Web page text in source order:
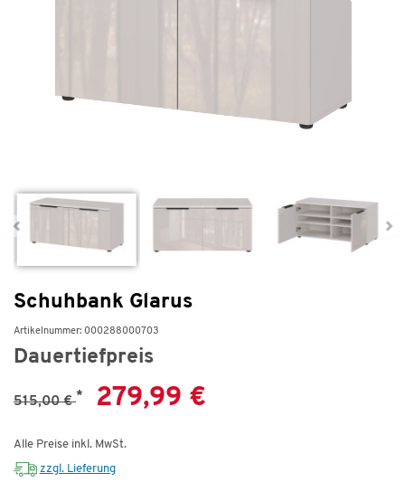
Schuhbank Glarus
Artikelnummer: 000288000703
Dauertiefpreis
515,00 €* 279,99 €
Alle Preise inkl. MwSt.
zzgl. Lieferung